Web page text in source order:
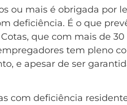
ou mais é obrigada por
deficiência. É o que
que com mais de
tem pleno
e apesar de ser
com deficiência